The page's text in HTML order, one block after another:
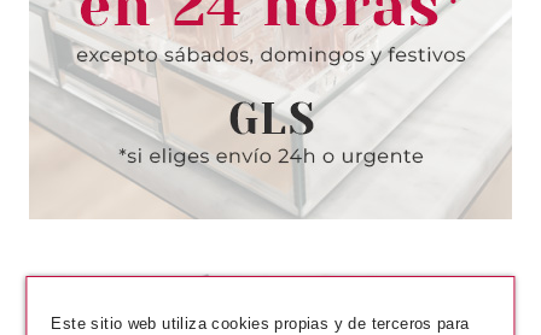
CREME 200ML
Pvr 28.90€
-59%
desde
11.90€
Este sitio web utiliza cookies propias y de terceros para